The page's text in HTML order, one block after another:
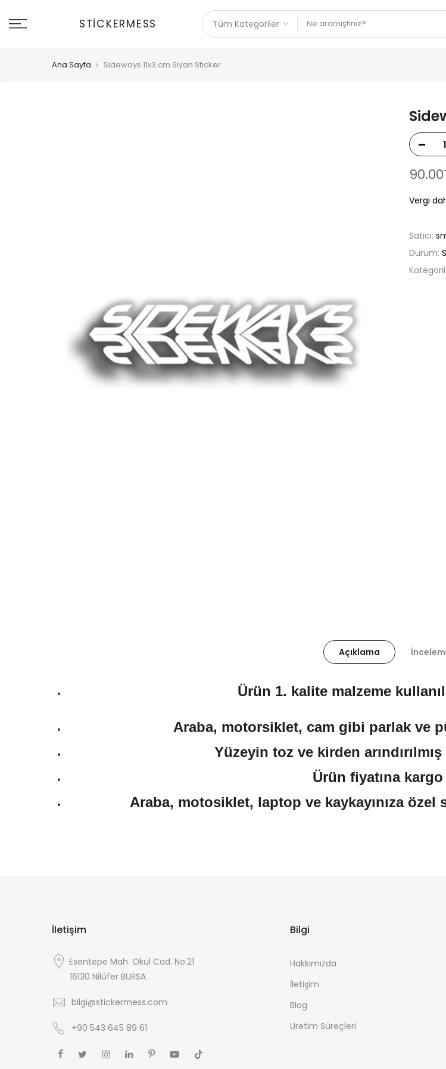
git
STICKERMESS
Ana Sayfa Sideways 11x3 cm Siyah Sticker
Vergi
Satıcı:
Durum:
Açıklama
Ürün 1. kalite malzeme
Araba, motorsiklet, cam gibi parlak ve
Yüzeyin toz ve kirden
Ürün fiyatına
Araba, motosiklet, laptop ve kaykayınıza özel
İletişim
Esentepe Mah. Okul Cad. No:21
16130 Nilüfer BURSA
bilgi@stickermess.com
+90 543 645 89 61
Bilgi
Hakkımızda
İletişim
Blog
Üretim Süreçleri